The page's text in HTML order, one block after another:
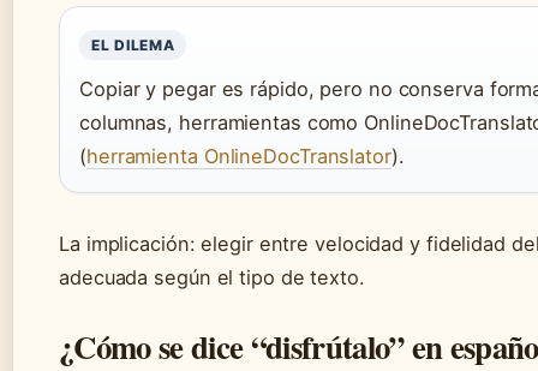
EL DILEMA
Copiar y pegar es rápido, pero no conserva
columnas, herramientas como
(herramienta OnlineDocTranslator).
La implicación: elegir entre velocidad y fidelidad
adecuada según el tipo de texto.
¿Cómo se dice “disfrútalo” en